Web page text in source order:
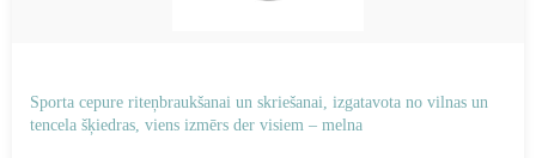
Sporta cepure riteņbraukšanai un skriešanai, izgatavota no vilnas un
tencela šķiedras, viens izmērs der visiem – melna